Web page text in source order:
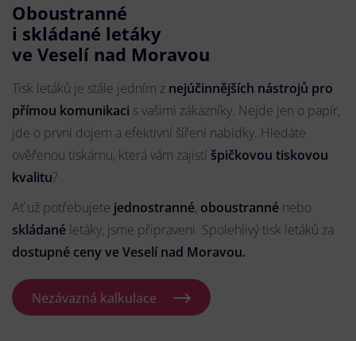
Oboustranné
i skládané letáky
ve Veselí nad Moravou
Tisk letáků je stále jedním z nejúčinnějších nástrojů pro
přímou komunikaci s vašimi zákazníky. Nejde jen o papír,
jde o první dojem a efektivní šíření nabídky. Hledáte
ověřenou tiskárnu, která vám zajistí špičkovou tiskovou
kvalitu?
Ať už potřebujete jednostranné, oboustranné nebo
skládané letáky, jsme připraveni. Spolehlivý tisk letáků za
dostupné ceny ve Veselí nad Moravou.
Nezávazná kalkulace